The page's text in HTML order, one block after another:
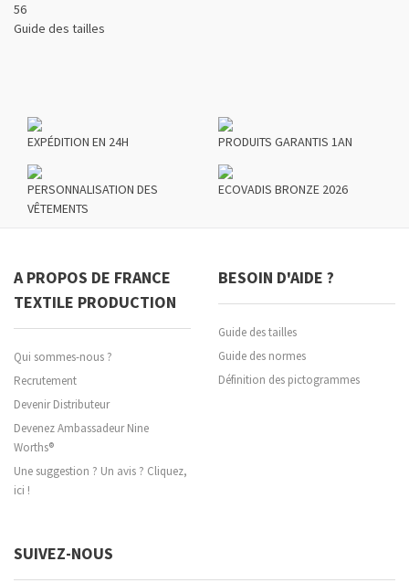
56
Guide des tailles
EXPÉDITION EN 24H PRODUITS GARANTIS 1AN
PERSONNALISATION DES
VÊTEMENTS
ECOVADIS BRONZE 2026
A PROPOS DE FRANCE
TEXTILE PRODUCTION
Qui sommes-nous ?
Recrutement
Devenir Distributeur
Devenez Ambassadeur Nine
Worths®
Une suggestion ? Un avis ? Cliquez,
ici !
BESOIN D'AIDE ?
Guide des tailles
Guide des normes
Définition des pictogrammes
SUIVEZ-NOUS